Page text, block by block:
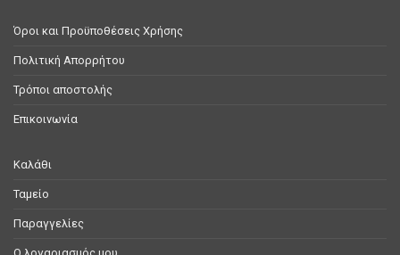
Όροι και Προϋποθέσεις Χρήσης
Πολιτική Απορρήτου
Τρόποι αποστολής
Επικοινωνία
Καλάθι
Ταμείο
Παραγγελίες